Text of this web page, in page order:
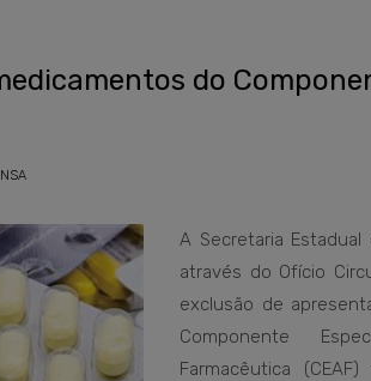
do
A Secretaria Estadual
através do Ofício
exclusão de
Componente
Farmacêutica